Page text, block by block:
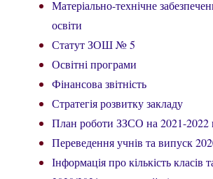
Матеріально-технічне
освіти
Статут ЗОШ № 5
Освітні програми
Фінансова звітність
Стратегія розвитку закладу
План роботи ЗЗСО на 2021-2022
Переведення учнів та випуск
Інформація про кількість класів